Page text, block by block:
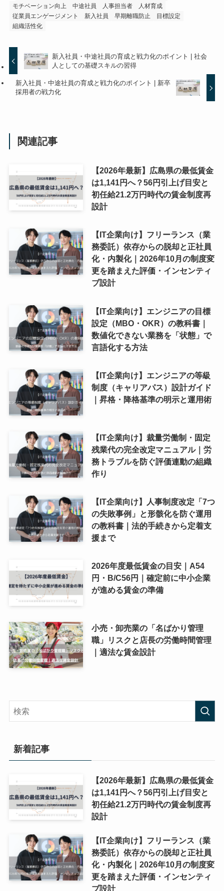
モチベーション向上
中途社員 人事担当者
人材育成
従業員エンゲージメント
新入社員 早期離職防止
目標設定
組織活性化
新入社員・中途社員の育成と戦力化のポイント | 社会
人としての基礎スキルの習得
新入社員・中途社員の育成と戦力化のポイント | 新卒
採用者の戦力化
関連記事
【2026年最新】広島県の最低賃金
は1,141円へ？56円引上げ目安と
初任給21.2万円時代の賃金制度再
設計
【IT企業向け】フリーランス（業
務委託）依存からの脱却と正社員
化・内製化｜2026年10月の制度変
更を踏まえた評価・インセンティ
ブ設計
【IT企業向け】エンジニアの目標
設定（MBO・OKR）の教科書｜
数値化できない業務を「状態」で
言語化する方法
【IT企業向け】エンジニアの等級
制度（キャリアパス）設計ガイド
｜昇格・降格基準の明示と運用術
【IT企業向け】裁量労働制・固定
残業代の完全改定マニュアル｜労
務トラブルを防ぐ評価連動の組織
作り
【IT企業向け】人事制度改定「7つ
の失敗事例」と形骸化を防ぐ運用
の教科書｜法的手続きから定着支
援まで
2026年度最低賃金の目安｜A54
円・B/C56円｜確定前に中小企業
が進める賃金の準備
小売・卸売業の「名ばかり管理
職」リスクと店長の労働時間管理
｜適法な賃金設計
新着記事
【2026年最新】広島県の最低賃金
は1,141円へ？56円引上げ目安と
初任給21.2万円時代の賃金制度再
設計
【IT企業向け】フリーランス（業
務委託）依存からの脱却と正社員
化・内製化｜2026年10月の制度変
更を踏まえた評価・インセンティ
ブ設計